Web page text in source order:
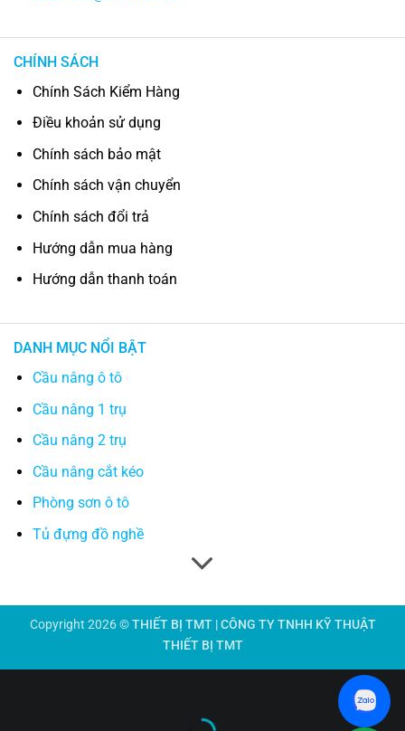
CHÍNH SÁCH
Chính Sách Kiểm Hàng
Điều khoản sử dụng
Chính sách bảo mật
Chính sách vận chuyển
Chính sách đổi trả
Hướng dẫn mua hàng
Hướng dẫn thanh toán
DANH MỤC NỔI BẬT
Cầu nâng ô tô
Cầu nâng 1 trụ
Cầu nâng 2 trụ
Cầu nâng cắt kéo
Phòng sơn ô tô
Tủ đựng đồ nghề
Copyright 2026 ©THIẾT BỊ TMT | CÔNG TY TNHH KỸ THUẬT
THIẾT BỊ TMT